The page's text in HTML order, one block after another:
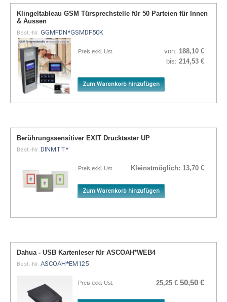
Klingeltableau GSM Türsprechstelle für 50 Parteien für Innen
& Aussen
Best.-Nr. GGMFDN*GSMDF50K
Preis exkl. Ust. von: 188,10 €
bis: 214,53 €
Zum Warenkorb hinzufügen
Berührungssensitiver EXIT Drucktaster UP
Best.-Nr. DINMTT*
Preis exkl. Ust. Kleinstmöglich: 13,70 €
Zum Warenkorb hinzufügen
Dahua - USB Kartenleser für ASCOAH*WEB4
Best.-Nr. ASCOAH*EM125
Preis exkl. Ust. 25,25 € 50,50 €